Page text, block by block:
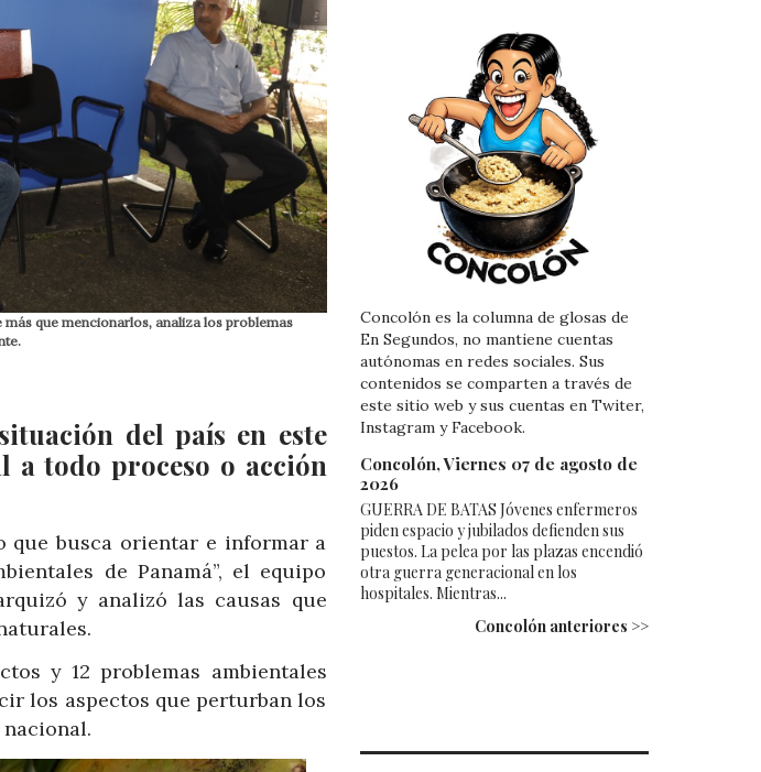
que mencionarlos, analiza los problemas
del país en este
a todo proceso o acción
que busca orientar e informar a
de Panamá”, el equipo
y analizó las causas que
y 12 problemas ambientales
los aspectos que perturban los
Concolón es la columna de glosas de
En Segundos, no mantiene cuentas
autónomas en redes sociales. Sus
contenidos se comparten a través de
este sitio web y sus cuentas en Twiter,
Instagram y Facebook.
Concolón, Viernes 07 de agosto de
2026
GUERRA DE BATAS Jóvenes enfermeros
piden espacio y jubilados defienden sus
puestos. La pelea por las plazas encendió
otra guerra generacional en los
hospitales. Mientras...
Concolón anteriores >>